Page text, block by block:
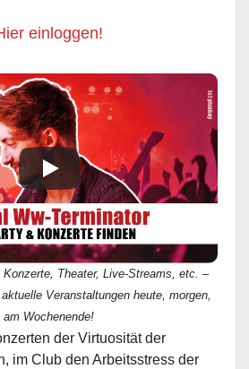
einloggen!
Theater, Live-Streams, etc. –
Veranstaltungen heute, morgen,
am Wochenende!
der Virtuosität der
im Club den Arbeitsstress der